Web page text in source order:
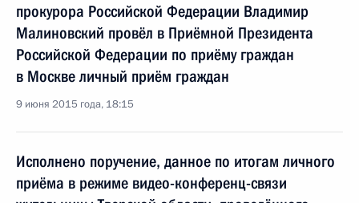
прокурора Российской Федерации Владимир
Малиновский провёл в Приёмной Президента
Российской Федерации по приёму граждан
в Москве личный приём граждан
9 июня 2015 года, 18:15
Исполнено поручение, данное по итогам личного
приёма в режиме видео-конференц-связи